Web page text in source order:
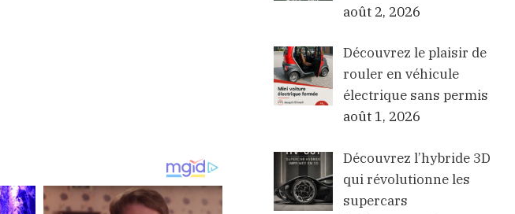
août 2, 2026
Découvrez le plaisir de
rouler en véhicule
électrique sans permis
août 1, 2026
Découvrez l’hybride 3D
qui révolutionne les
supercars